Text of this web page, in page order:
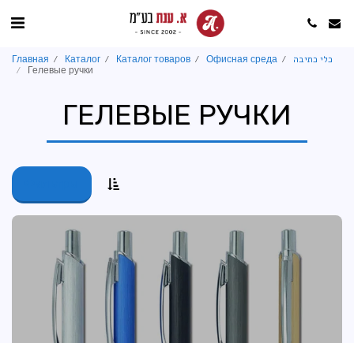
Главная Каталог Каталог товаров Офисная среда
כלי כתיבה
Гелевые ручки
ГЕЛЕВЫЕ РУЧКИ